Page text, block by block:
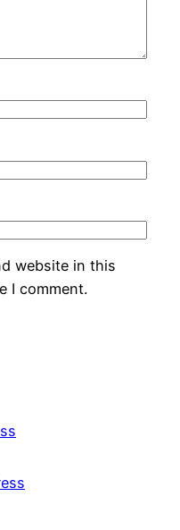
website in this
I comment.